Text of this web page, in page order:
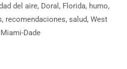
del aire, Doral , Florida, humo,
, recomendaciones, salud, West
Miami-Dade